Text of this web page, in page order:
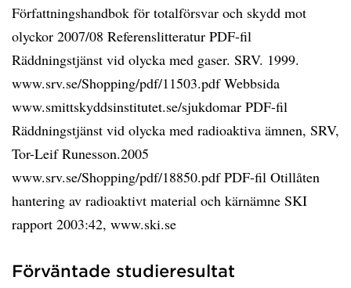
Författningshandbok för totalförsvar och skydd mot
olyckor 2007/08 Referenslitteratur PDF-fil
Räddningstjänst vid olycka med gaser. SRV. 1999.
www.srv.se/Shopping/pdf/11503.pdf Webbsida
www.smittskyddsinstitutet.se/sjukdomar PDF-fil
Räddningstjänst vid olycka med radioaktiva ämnen, SRV,
Tor-Leif Runesson.2005
www.srv.se/Shopping/pdf/18850.pdf PDF-fil Otillåten
hantering av radioaktivt material och kärnämne SKI
rapport 2003:42, www.ski.se
Förväntade studieresultat